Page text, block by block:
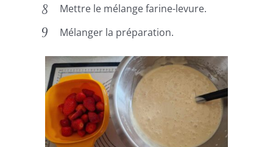
Mettre le mélange farine-levure.
Mélanger la préparation.